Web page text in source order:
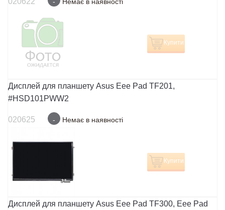
- Немає в наявності
Купити
Дисплей для планшету Asus Eee Pad TF201,
#HSD101PWW2
020625 - Немає в наявності
Купити
Дисплей для планшету Asus Eee Pad TF300, Eee Pad